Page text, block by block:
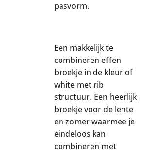
pasvorm.
Een makkelijk te
combineren effen
broekje in de kleur of
white met rib
structuur. Een heerlijk
broekje voor de lente
en zomer waarmee je
eindeloos kan
combineren met